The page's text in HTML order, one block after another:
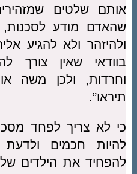
אותם שלטים
שהאדם מודע לסכנות,
ולהיזהר ולא להגיע
בוודאי שאין צורך
וחרדות, ולכן משה
תיראו”.
כי לא צריך לפחד
להיות חכמים
להפחיד את הילדים